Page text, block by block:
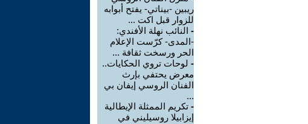
ريبين -بيناتي- يفتح أبوابه
للزوار قبل اكت ...
- النائب نهلة الأفندي:
-المدى- كرّست الإعلام
الحر ورسخت ثقافة ...
- لوحات تروي الحكايات..
معرض يحتفي بإرث
الفنان الروسي إيفان بي
...
- تكريم الممثلة الإيطالية
إيزابيلا روسيليني في